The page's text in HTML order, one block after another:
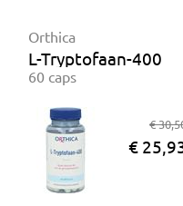
Orthica
L-Tryptofaan-400
60 caps
€
€